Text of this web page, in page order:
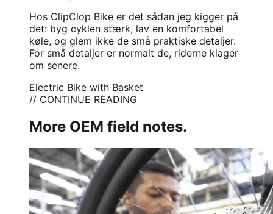
Hos ClipClop Bike er det sådan jeg kigger på
det: byg cyklen stærk, lav en komfortabel
køle, og glem ikke de små praktiske detaljer.
For små detaljer er normalt de, riderne klager
om senere.
Electric Bike with Basket
// CONTINUE READING
More OEM field notes.